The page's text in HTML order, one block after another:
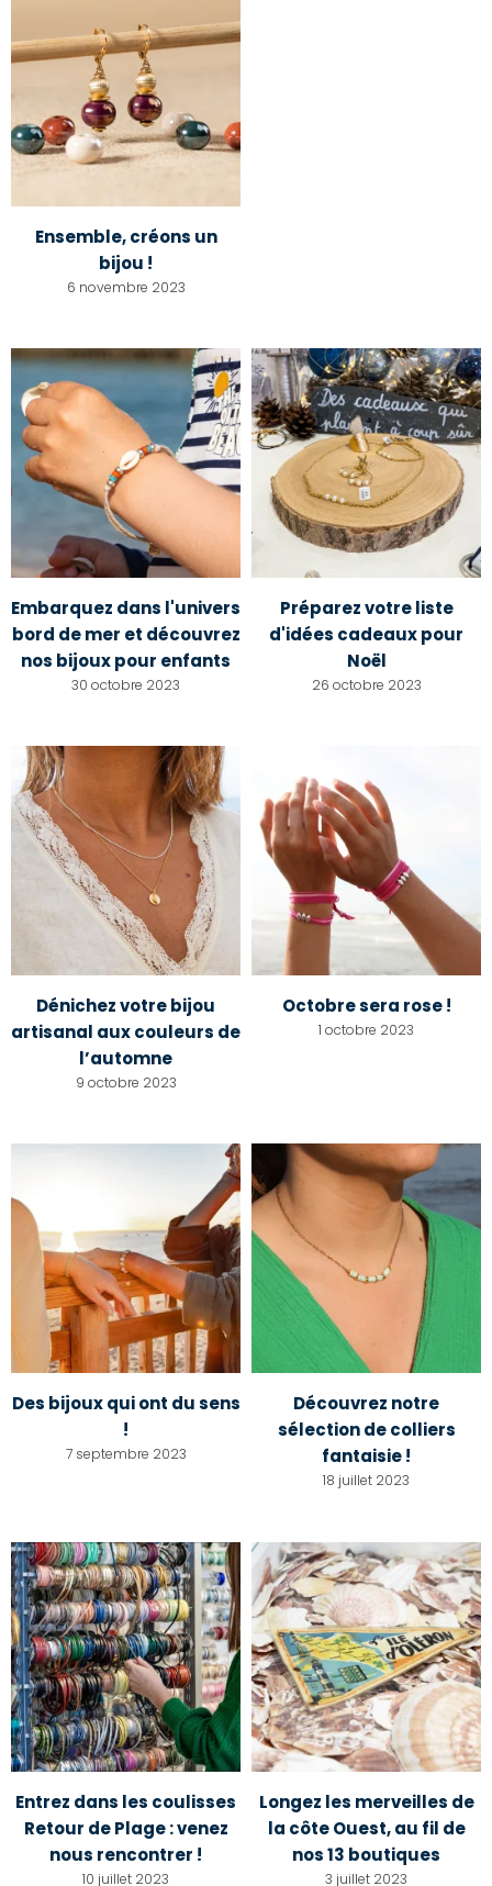
Ensemble, créons un
bijou !
6 novembre 2023
Embarquez dans l'univers
bord de mer et découvrez
nos bijoux pour enfants
30 octobre 2023
Préparez votre liste
d'idées cadeaux pour
Noël
26 octobre 2023
Dénichez votre bijou
artisanal aux couleurs de
l’automne
9 octobre 2023
Octobre sera rose !
1 octobre 2023
Des bijoux qui ont du sens
!
7 septembre 2023
Découvrez notre
sélection de colliers
fantaisie !
18 juillet 2023
Entrez dans les coulisses
Retour de Plage : venez
nous rencontrer !
10 juillet 2023
Longez les merveilles de
la côte Ouest, au fil de
nos 13 boutiques
3 juillet 2023